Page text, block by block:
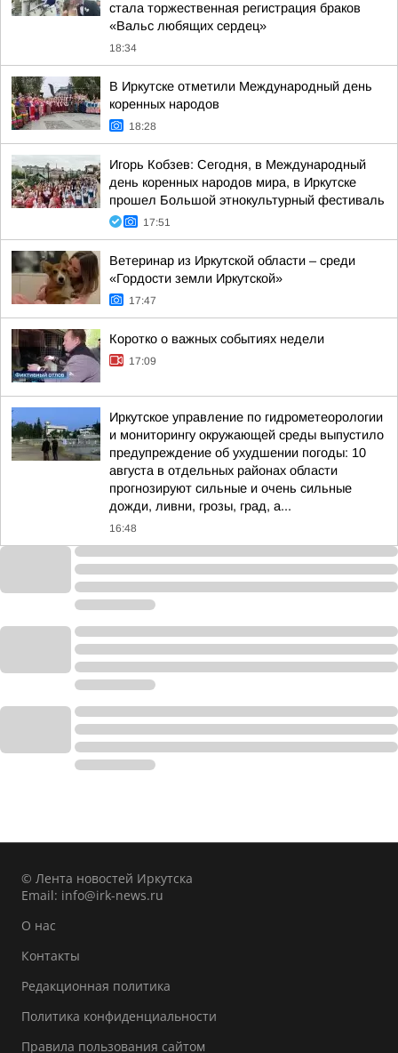
стала торжественная регистрация браков
«Вальс любящих сердец»
18:34
В Иркутске отметили Международный день
коренных народов
18:28
Игорь Кобзев: Сегодня, в Международный
день коренных народов мира, в Иркутске
прошел Большой этнокультурный фестиваль
17:51
Ветеринар из Иркутской области – среди
«Гордости земли Иркутской»
17:47
Коротко о важных событиях недели
17:09
Иркутское управление по гидрометеорологии
и мониторингу окружающей среды выпустило
предупреждение об ухудшении погоды: 10
августа в отдельных районах области
прогнозируют сильные и очень сильные
дожди, ливни, грозы, град, а...
16:48
© Лента новостей Иркутска
Email: info@irk-news.ru
О нас
Контакты
Редакционная политика
Политика конфиденциальности
Правила пользования сайтом